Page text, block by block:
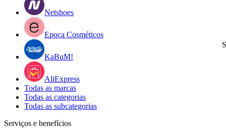
Netshoes
Epoca Cosméticos
KaBuM!
AliExpress
Todas as marcas
Todas as categorias
Todas as subcategorias
Serviços e benefícios